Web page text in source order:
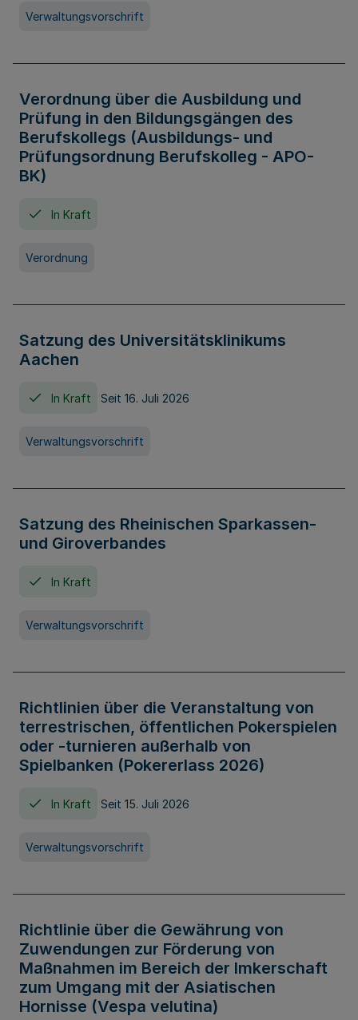
Verwaltungsvorschrift
Verordnung über die Ausbildung und
Prüfung in den Bildungsgängen des
Berufskollegs (Ausbildungs- und
Prüfungsordnung Berufskolleg - APO-
BK)
In Kraft
Verordnung
Satzung des Universitätsklinikums
Aachen
In Kraft Seit 16. Juli 2026
Verwaltungsvorschrift
Satzung des Rheinischen Sparkassen-
und Giroverbandes
In Kraft
Verwaltungsvorschrift
Richtlinien über die Veranstaltung von
terrestrischen, öffentlichen Pokerspielen
oder -turnieren außerhalb von
Spielbanken (Pokererlass 2026)
In Kraft Seit 15. Juli 2026
Verwaltungsvorschrift
Richtlinie über die Gewährung von
Zuwendungen zur Förderung von
Maßnahmen im Bereich der Imkerschaft
zum Umgang mit der Asiatischen
Hornisse (Vespa velutina)